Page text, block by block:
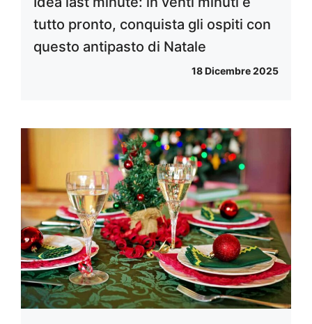
tutto pronto, conquista gli ospiti con
questo antipasto di Natale
18 Dicembre 2025